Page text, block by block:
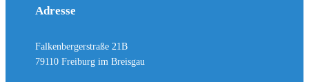
Adresse
Falkenbergerstraße 21B
79110 Freiburg im Breisgau